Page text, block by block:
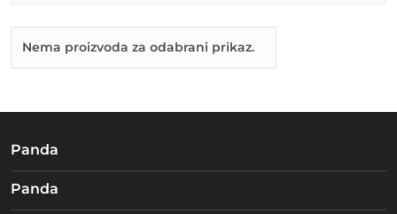
Nema proizvoda za odabrani prikaz.
Panda
Panda